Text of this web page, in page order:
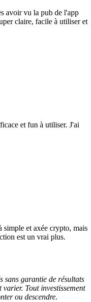
avoir vu la pub de l'app
claire, facile à utiliser et
et fun à utiliser. J'ai
simple et axée crypto, mais
est un vrai plus.
sans garantie de résultats
Tout investissement
ou descendre.